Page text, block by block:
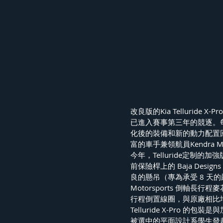
改良版的Kia Telluride X-
已進入賽事第三年的競逐
化後的裝備和新的動力配
富的車手兼領航員Kendra
今年，Telluride定制的加強
前保險桿上的 Baja
良的懸吊（專為承受 8 天
Motorsports 倒軸長行程麥
行程倒置線圈，與原廠相
Telluride X-Pro 的包裝是
被選中的平面設計系學生